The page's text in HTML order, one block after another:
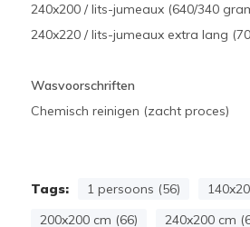
240x200 / lits-jumeaux (640/340
240x220 / lits-jumeaux extra lang
Wasvoorschriften
Chemisch reinigen (zacht proces)
Tags: 1 persoons (56)
200x200 cm (66)
240x200 cm